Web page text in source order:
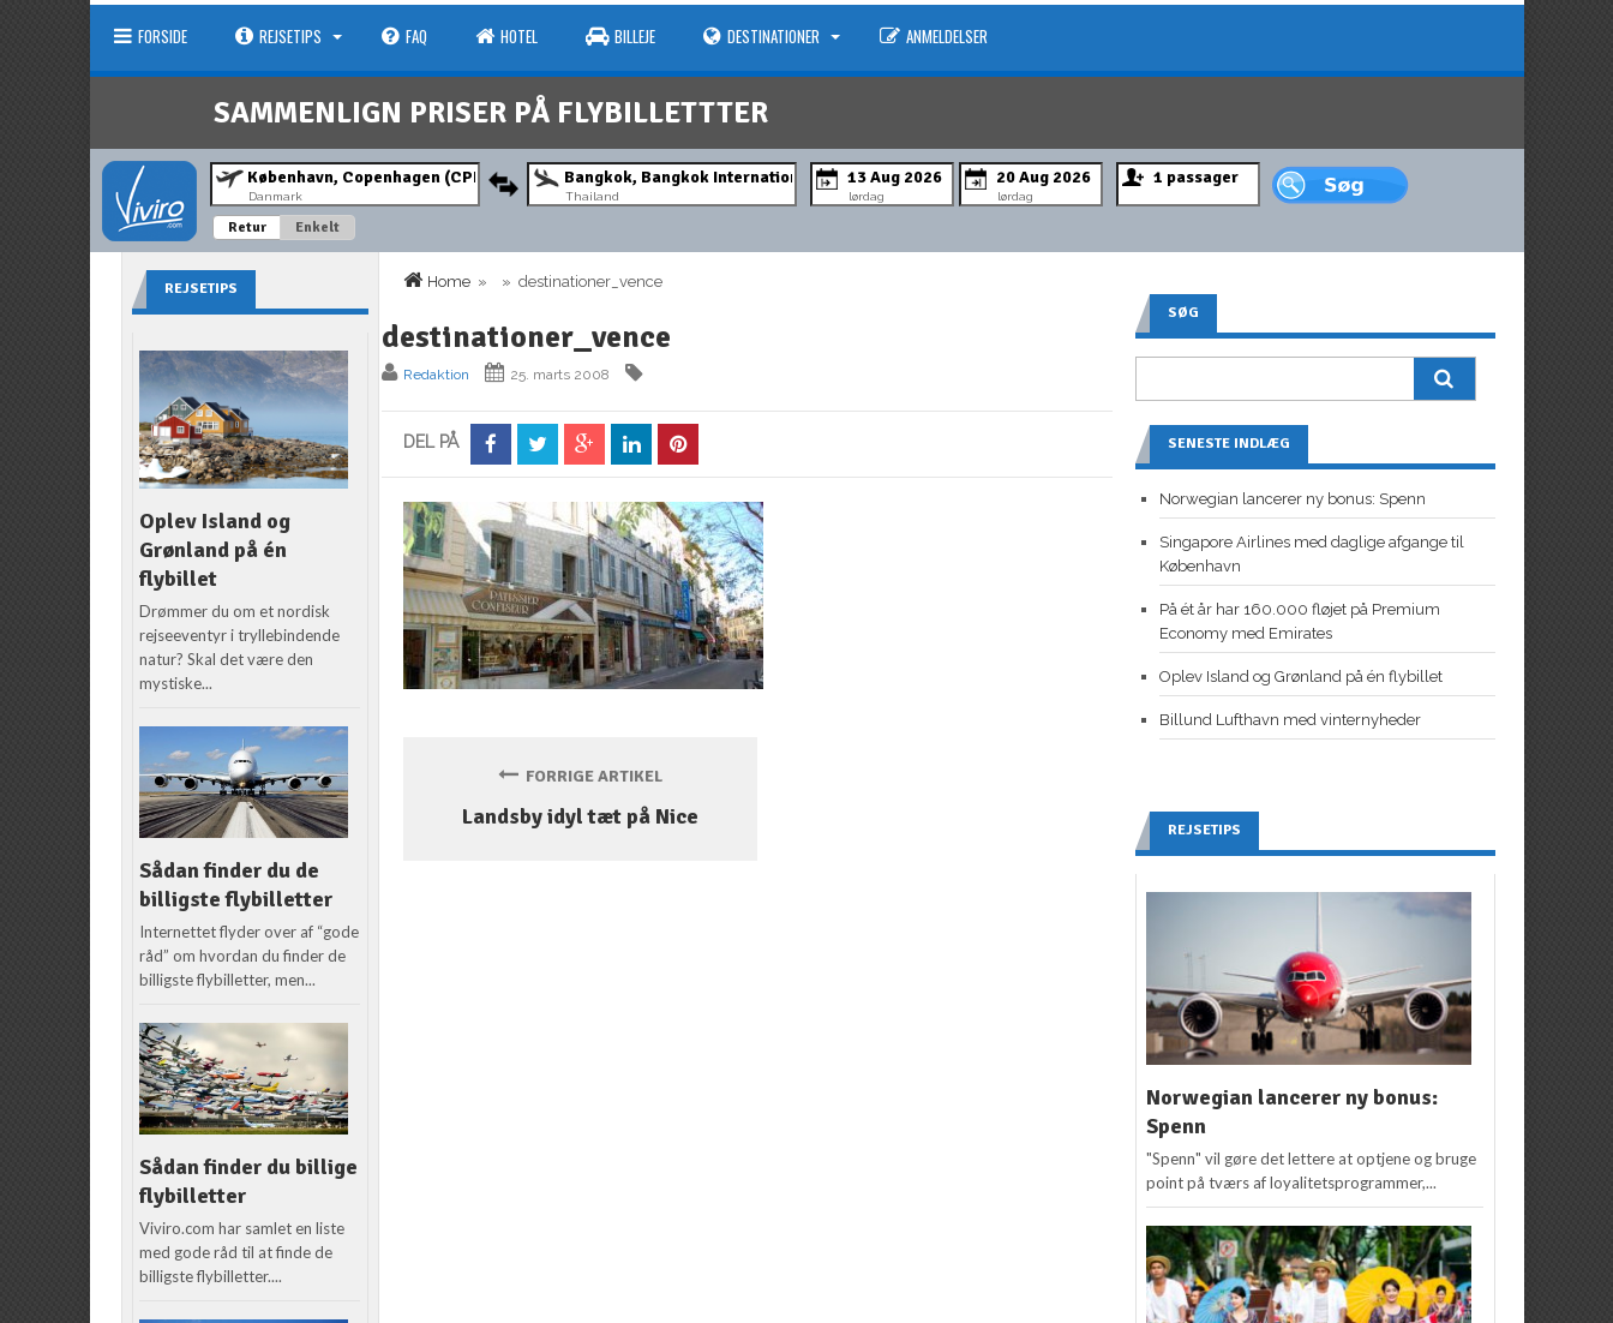
FORSIDE REJSETIPS FAQ HOTEL BILLEJE DESTINATIONER ANMELDELSER
SAMMENLIGN PRISER PÅ FLYBILLETTTER
Danmark Thailand lørdag lørdag
Retur Enkelt
Home » » destinationer_vence
destinationer_vence
Redaktion 25. marts 2008
DEL PÅ
FORRIGE ARTIKEL
Landsby idyl tæt på Nice
REJSETIPS
Oplev Island og
Grønland på én
flybillet
Drømmer du om et nordisk
rejseeventyr i tryllebindende
natur? Skal det være den
mystiske...
Sådan finder du de
billigste flybilletter
Internettet flyder over af “gode
råd” om hvordan du finder de
billigste flybilletter, men...
Sådan finder du billige
flybilletter
Viviro.com har samlet en liste
med gode råd til at finde de
billigste flybilletter....
SØG
SENESTE INDLÆG
Norwegian lancerer ny bonus: Spenn
Singapore Airlines med daglige afgange til
København
På ét år har 160.000 fløjet på Premium
Economy med Emirates
Oplev Island og Grønland på én flybillet
Billund Lufthavn med vinternyheder
REJSETIPS
Norwegian lancerer ny bonus:
Spenn
"Spenn" vil gøre det lettere at optjene og bruge
point på tværs af loyalitetsprogrammer,...